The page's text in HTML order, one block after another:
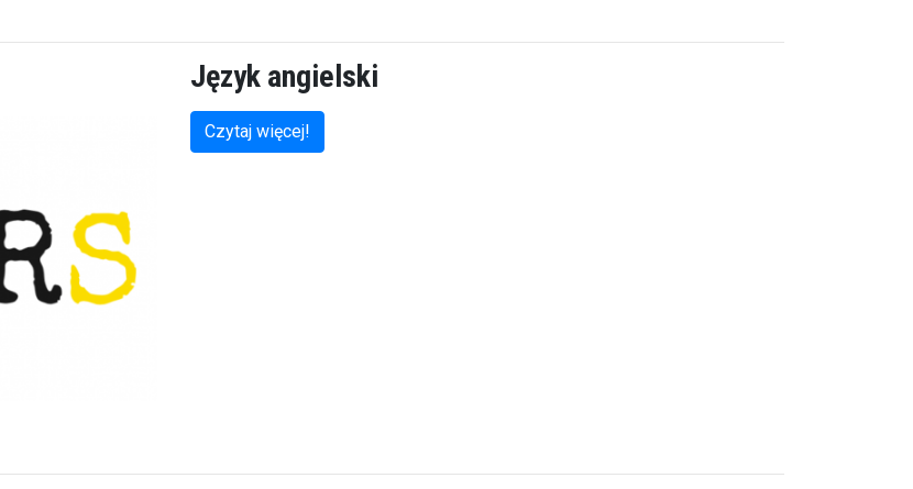
Język angielski
Czytaj więcej!